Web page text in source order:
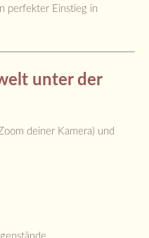
perfekter Einstieg in
unter der
deiner Kamera) und